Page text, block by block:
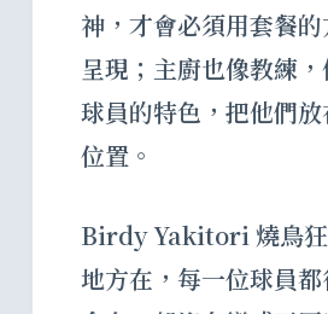
神，才會必須用套餐
呈現；主廚也像教練
球員的特色，把他們
位置。
Birdy Yakitori 燒鳥狂
地方在，每一位球員